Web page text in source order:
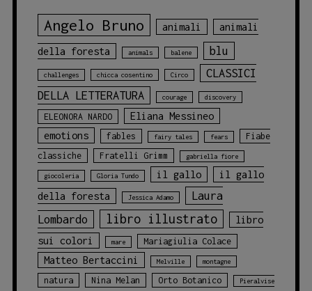
Angelo Bruno animali animali
della foresta animals balene blu
challenges chicca cosentino Circo
CLASSICI
DELLA LETTERATURA
courage discovery
ELEONORA NARDO
Eliana Messineo
emotions
fables fairy tales fears
Fiabe
classiche
Fratelli Grimm gabriella fiore
giocoleria Gloria Tundo il gallo
il gallo
della foresta
Jessica Adamo
Laura
Lombardo
libro illustrato
libro
sui colori
mare Mariagiulia Colace
Matteo Bertaccini Melville montagne
natura Nina Melan Orto Botanico Pieralvise